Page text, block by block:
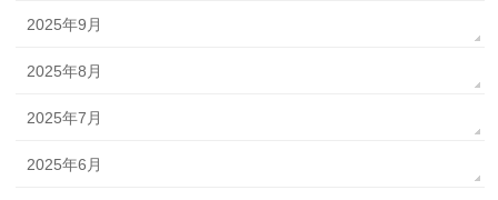
2025年9月
2025年8月
2025年7月
2025年6月